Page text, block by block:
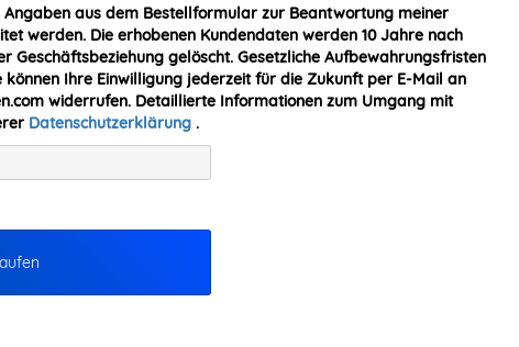
Angaben aus dem Bestellformular zur Beantwortung meiner
werden. Die erhobenen Kundendaten werden 10 Jahre nach
Geschäftsbeziehung gelöscht. Gesetzliche Aufbewahrungsfristen
können Ihre Einwilligung jederzeit für die Zukunft per E-Mail an
widerrufen. Detaillierte Informationen zum Umgang mit
Datenschutzerklärung .